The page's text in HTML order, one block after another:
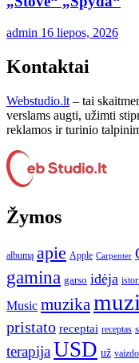
admin 16 liepos, 2026
Kontaktai
Webstudio.lt – tai
verslams augti, užimti
reklamos ir turinio
Žymos
albumą apie Apple Carpenter
gamina garso idėja
Music muzika
pristato receptai receptas
terapijaUSD už vaizdo